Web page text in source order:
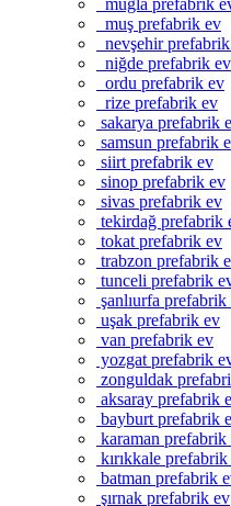
muğla prefabrik
muş prefabrik ev
nevşehir
niğde prefabrik ev
ordu prefabrik ev
rize prefabrik ev
sakarya prefabrik
samsun prefabrik
siirt prefabrik ev
sinop prefabrik ev
sivas prefabrik ev
tekirdağ prefabrik
tokat prefabrik ev
trabzon prefabrik
tunceli prefabrik
şanlıurfa prefabrik
uşak prefabrik ev
van prefabrik ev
yozgat prefabrik
zonguldak
aksaray prefabrik
bayburt prefabrik
karaman prefabrik
kırıkkale
batman prefabrik
şırnak prefabrik ev